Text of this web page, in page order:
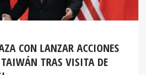
CON LANZAR ACCIONES
TRAS VISITA DE